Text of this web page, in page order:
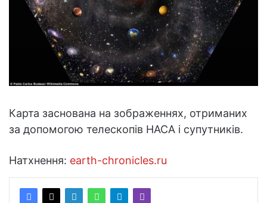
Карта заснована на зображеннях, отриманих
за допомогою телескопів НАСА і супутників.
Натхнення: earth-chronicles.ru